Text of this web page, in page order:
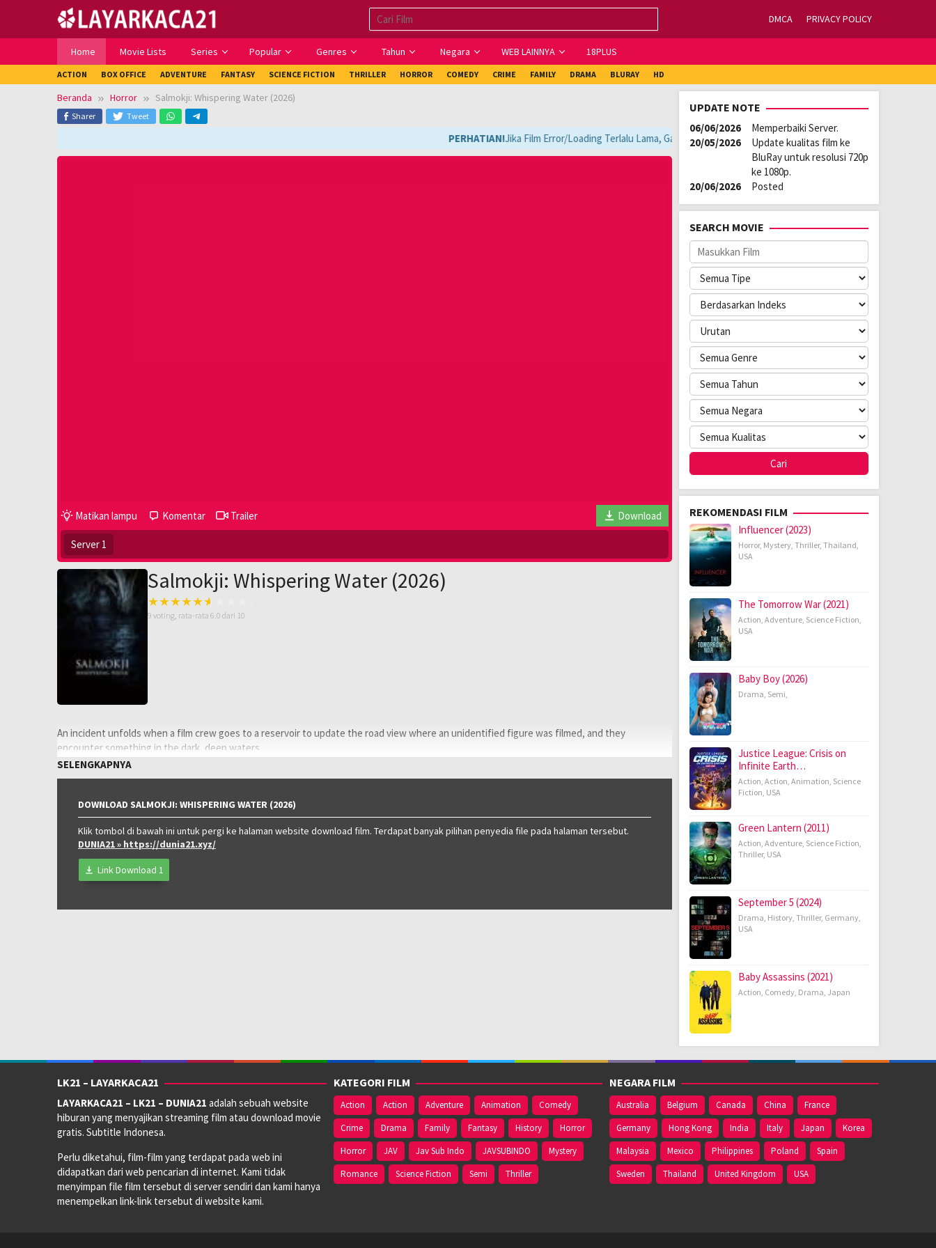
konten
DMCA PRIVACY POLICY
Home Movie Lists Series Popular Genres Tahun Negara WEB LAINNYA 18PLUS
ACTION BOX OFFICE ADVENTURE FANTASY SCIENCE FICTION THRILLER HORROR COMEDY CRIME FAMILY DRAMA BLURAY HD
Beranda Horror Salmokji: Whispering Water (2026)
Sharer Tweet
PERHATIAN!Jika Film Error/Loading Terlalu Lama, Ganti Server Lain yang Berada di Atas Player / Gunakan Browser
Matikan lampu Komentar Trailer Download
Server 1
Salmokji: Whispering Water (2026)
9 voting, rata-rata 6.0 dari 10
An incident unfolds when a film crew goes to a reservoir to update the road view where an unidentified figure was filmed, and they
encounter something in the dark, deep waters.
Oleh:
LAYARKACA21
pada:
Tagline:
Do not dare to leave.
Rating:
NR
Genre:
Horror,Thriller
Tahun:
2026
Durasi:
96 Min
Negara:
Korea
SELENGKAPNYA
DOWNLOAD SALMOKJI: WHISPERING WATER (2026)
Klik tombol di bawah ini untuk pergi ke halaman website download film. Terdapat banyak pilihan penyedia file pada halaman tersebut.
DUNIA21» https://dunia21.xyz/
Link Download 1
UPDATE NOTE
06/06/2026
Memperbaiki Server.
20/05/2026
Update kualitas film ke
BluRay untuk resolusi 720p
ke 1080p.
20/06/2026
Posted
SEARCH MOVIE
REKOMENDASI FILM
Influencer (2023)
Horror, Mystery, Thriller, Thailand,
USA
The Tomorrow War (2021)
Action, Adventure, Science Fiction,
USA
Baby Boy (2026)
Drama, Semi,
Justice League: Crisis on
Infinite Earth…
Action, Action, Animation, Science
Fiction, USA
Green Lantern (2011)
Action, Adventure, Science Fiction,
Thriller, USA
September 5 (2024)
Drama, History, Thriller, Germany,
USA
Baby Assassins (2021)
Action, Comedy, Drama, Japan
LK21 – LAYARKACA21
LAYARKACA21 – LK21 – DUNIA21 adalah sebuah website
hiburan yang menyajikan streaming film atau download movie
gratis. Subtitle Indonesa.
Perlu diketahui, film-film yang terdapat pada web ini
didapatkan dari web pencarian di internet. Kami tidak
menyimpan file film tersebut di server sendiri dan kami hanya
menempelkan link-link tersebut di website kami.
KATEGORI FILM
Action Action Adventure Animation
Comedy
Crime
Drama Family Fantasy History
Horror
Horror
JAV Jav Sub Indo JAVSUBINDO
Mystery
Romance
Science Fiction Semi Thriller
NEGARA FILM
Australia Belgium Canada China
France
Germany
Hong Kong India Italy Japan
Korea
Malaysia
Mexico Philippines Poland
Spain
Sweden
Thailand United Kingdom USA